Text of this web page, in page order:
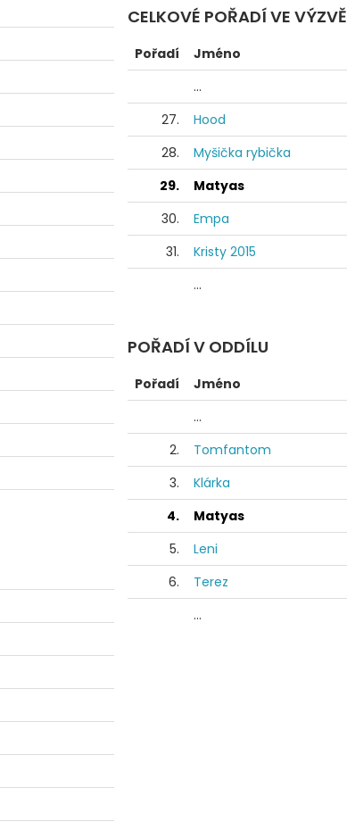
CELKOVÉ POŘADÍ VE VÝZVĚ
Pořadí Jméno
...
27.
Hood
28.
Myšička rybička
29.
Matyas
30.
Empa
31.
Kristy 2015
...
POŘADÍ V ODDÍLU
Pořadí Jméno
...
2.
Tomfantom
3.
Klárka
4.
Matyas
5.
Leni
6.
Terez
...